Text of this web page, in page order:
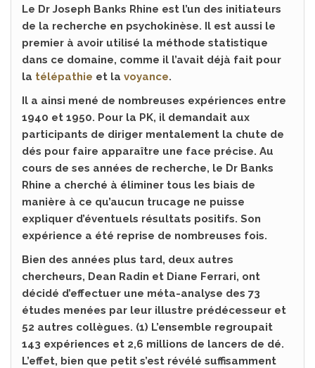
Le Dr Joseph Banks Rhine est l’un des initiateurs
de la recherche en psychokinèse. Il est aussi le
premier à avoir utilisé la méthode statistique
dans ce domaine, comme il l’avait déjà fait pour
la télépathie et la voyance.
Il a ainsi mené de nombreuses expériences entre
1940 et 1950. Pour la PK, il demandait aux
participants de diriger mentalement la chute de
dés pour faire apparaître une face précise. Au
cours de ses années de recherche, le Dr Banks
Rhine a cherché à éliminer tous les biais de
manière à ce qu’aucun trucage ne puisse
expliquer d’éventuels résultats positifs. Son
expérience a été reprise de nombreuses fois.
Bien des années plus tard, deux autres
chercheurs, Dean Radin et Diane Ferrari, ont
décidé d’effectuer une méta-analyse des 73
études menées par leur illustre prédécesseur et
52 autres collègues. (1) L’ensemble regroupait
143 expériences et 2,6 millions de lancers de dé.
L’effet, bien que petit s’est révélé suffisamment